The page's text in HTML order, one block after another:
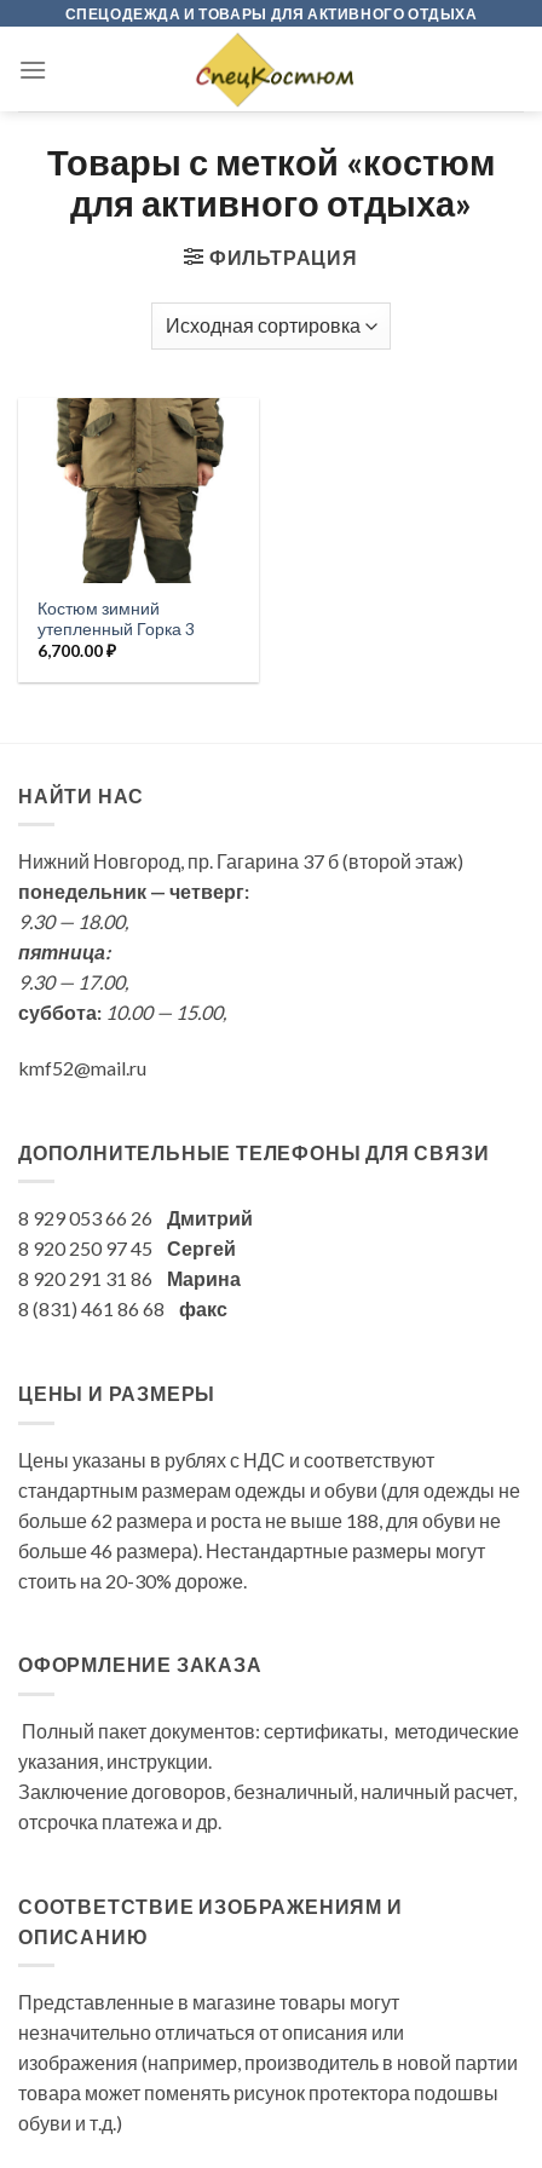
content
СПЕЦОДЕЖДА И ТОВАРЫ ДЛЯ АКТИВНОГО ОТДЫХА
Товары с меткой «костюм
для активного отдыха»
ФИЛЬТРАЦИЯ
Костюм зимний
утепленный Горка 3
6,700.00₽
НАЙТИ НАС
Нижний Новгород, пр. Гагарина 37 б (второй этаж)
понедельник — четверг:
9.30 — 18.00,
пятница:
9.30 — 17.00,
суббота: 10.00 — 15.00,
kmf52@mail.ru
ДОПОЛНИТЕЛЬНЫЕ ТЕЛЕФОНЫ ДЛЯ СВЯЗИ
8 929 053 66 26 Дмитрий
8 920 250 97 45 Сергей
8 920 291 31 86 Марина
8 (831) 461 86 68 факс
ЦЕНЫ И РАЗМЕРЫ
Цены указаны в рублях с НДС и соответствуют
стандартным размерам одежды и обуви (для одежды не
больше 62 размера и роста не выше 188, для обуви не
больше 46 размера). Нестандартные размеры могут
стоить на 20-30% дороже.
ОФОРМЛЕНИЕ ЗАКАЗА
Полный пакет документов: сертификаты, методические
указания, инструкции.
Заключение договоров, безналичный, наличный расчет,
отсрочка платежа и др.
СООТВЕТСТВИЕ ИЗОБРАЖЕНИЯМ И
ОПИСАНИЮ
Представленные в магазине товары могут
незначительно отличаться от описания или
изображения (например, производитель в новой партии
товара может поменять рисунок протектора подошвы
обуви и т.д.)